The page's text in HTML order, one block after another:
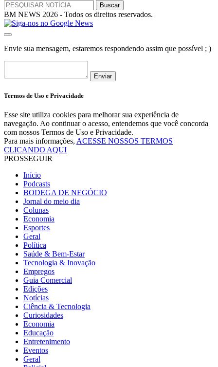
BM NEWS 2026 - Todos os direitos reservados.
Envie sua mensagem, estaremos respondendo assim que possível ; )
Enviar
Termos de Uso e Privacidade
Esse site utiliza cookies para melhorar sua experiência de
navegação. Ao continuar o acesso, entendemos que você concorda
com nossos Termos de Uso e Privacidade.
Para mais informações, ACESSE NOSSOS TERMOS
CLICANDO AQUI
PROSSEGUIR
Início
Podcasts
BODEGA DE NEGÓCIO
Jornal do meio dia
Colunas
Economia
Esportes
Geral
Política
Saúde & Bem-Estar
Tecnologia & Inovação
Empregos
Guia Comercial
Edições
Notícias
Ciência & Tecnologia
Curiosidades
Economia
Educação
Entretenimento
Eventos
Geral